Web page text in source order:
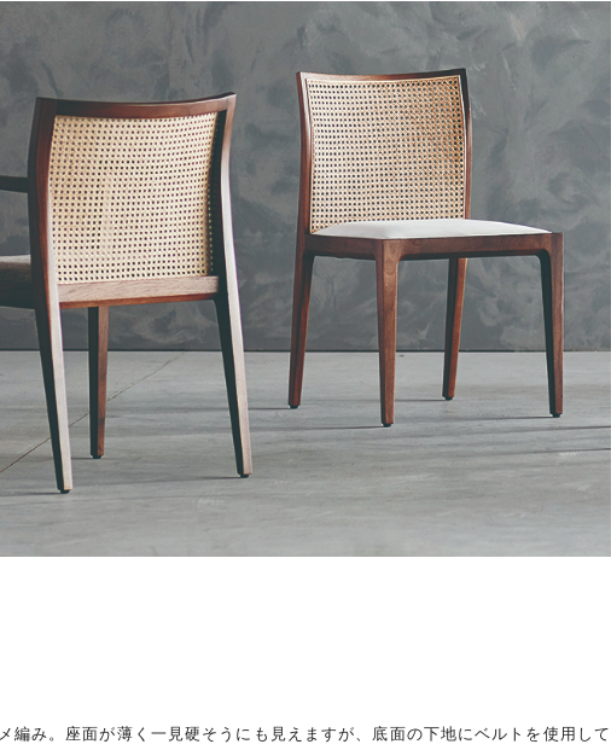
編み。座面が薄く一見硬そうにも見えますが、底面の下地にベルトを使用して